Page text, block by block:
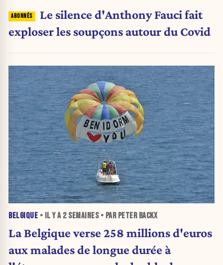
Le silence d'Anthony Fauci fait
exploser les soupçons autour du Covid
BELGIQUE • IL Y A 2 SEMAINES• PAR PETER BACKX
La Belgique verse 258 millions d'euros
aux malades de longue durée à